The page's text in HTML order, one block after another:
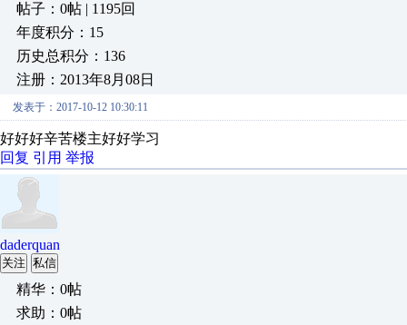
帖子：0帖 | 1195回
年度积分：15
历史总积分：136
注册：2013年8月08日
发表于：2017-10-12 10:30:11
好好好辛苦楼主好好学习
回复 引用 举报
daderquan
关注 私信
精华：0帖
求助：0帖